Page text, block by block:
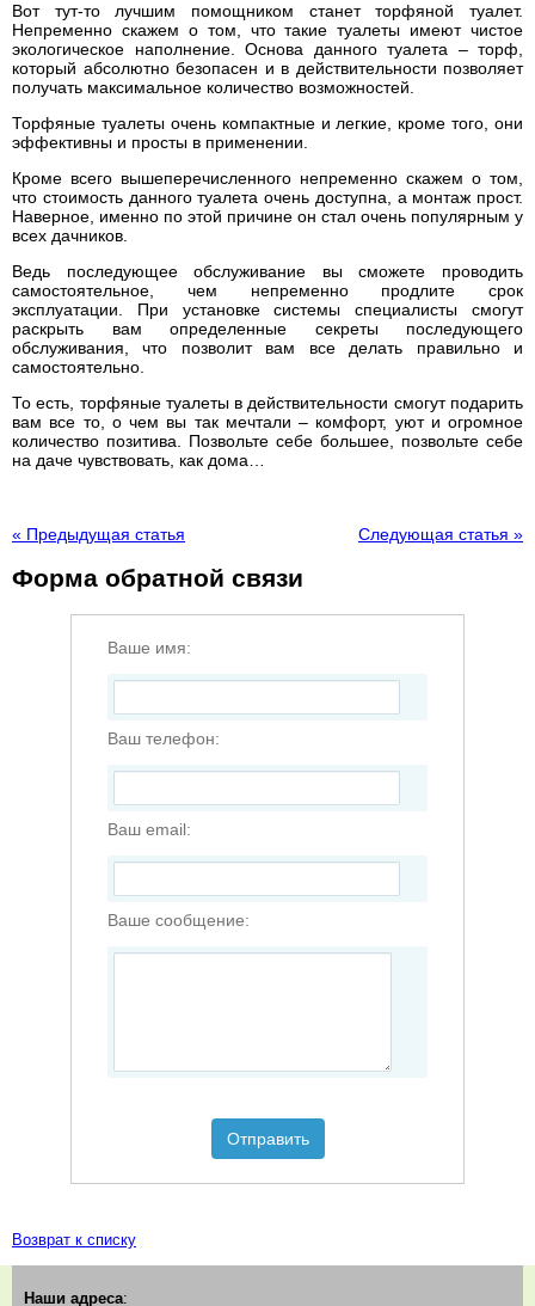
Вот тут-то лучшим помощником станет торфяной туалет.
Непременно скажем о том, что такие туалеты имеют чистое
экологическое наполнение. Основа данного туалета – торф,
который абсолютно безопасен и в действительности позволяет
получать максимальное количество возможностей.
Торфяные туалеты очень компактные и легкие, кроме того, они
эффективны и просты в применении.
Кроме всего вышеперечисленного непременно скажем о том,
что стоимость данного туалета очень доступна, а монтаж прост.
Наверное, именно по этой причине он стал очень популярным у
всех дачников.
Ведь последующее обслуживание вы сможете проводить
самостоятельное, чем непременно продлите срок
эксплуатации. При установке системы специалисты смогут
раскрыть вам определенные секреты последующего
обслуживания, что позволит вам все делать правильно и
самостоятельно.
То есть, торфяные туалеты в действительности смогут подарить
вам все то, о чем вы так мечтали – комфорт, уют и огромное
количество позитива. Позвольте себе большее, позвольте себе
на даче чувствовать, как дома…
« Предыдущая статья Следующая статья »
Форма обратной связи
Ваше имя:
Ваш телефон:
Ваш email:
Ваше сообщение:
Отправить
Возврат к списку
Наши адреса: